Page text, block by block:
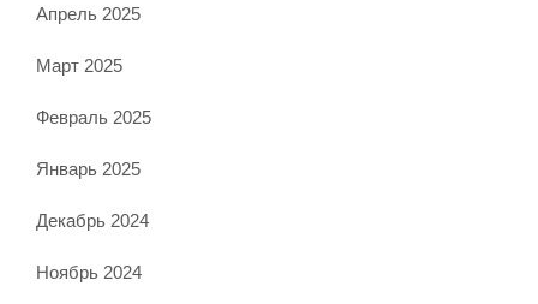
Апрель 2025
Март 2025
Февраль 2025
Январь 2025
Декабрь 2024
Ноябрь 2024